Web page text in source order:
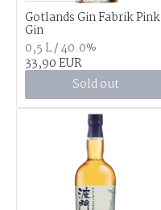
Gotlands Gin Fabrik Pink
Gin
0,5 L / 40.0%
33,90 EUR
Sold out